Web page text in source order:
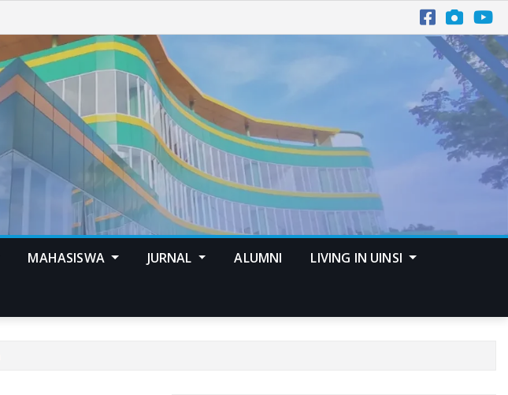
MAHASISWA JURNAL ALUMNI LIVING IN UINSI